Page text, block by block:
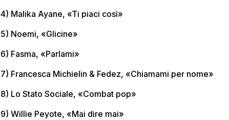
4) Malika Ayane, «Ti piaci così»
5) Noemi, «Glicine»
6) Fasma, «Parlami»
7) Francesca Michielin & Fedez, «Chiamami per nome»
8) Lo Stato Sociale, «Combat pop»
9) Willie Peyote, «Mai dire mai»